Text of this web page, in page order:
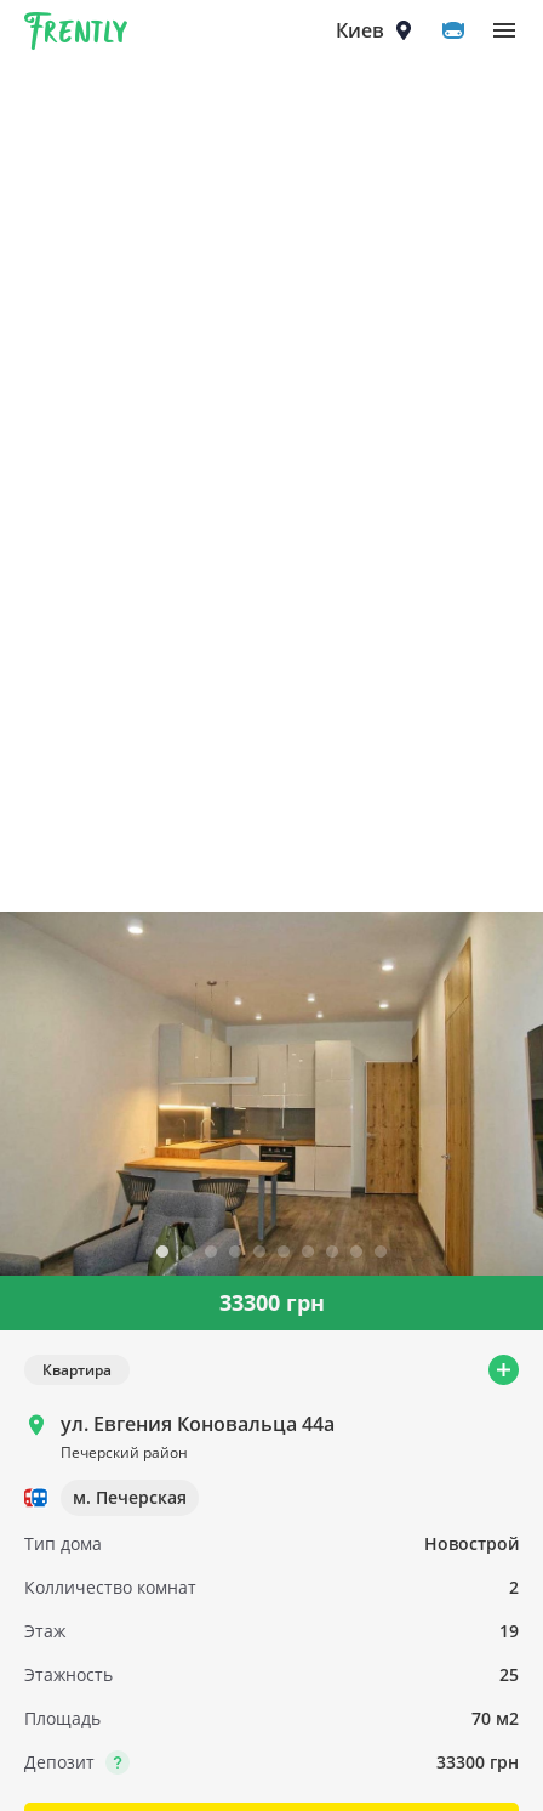
Frently Киев
Выберите город
33300 грн
Квартира
ул. Евгения Коновальца 44а
Печерский район
м. Печерская
Тип дома
Новострой
Колличество комнат
2
Этаж
19
Этажность
25
Площадь
70 м2
Депозит
33300 грн